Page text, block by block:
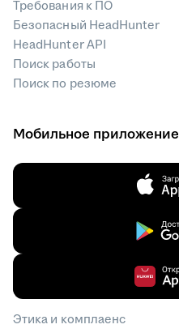
Требования к ПО
Безопасный HeadHunter
HeadHunter API
Поиск работы
Поиск по резюме
Мобильное приложение
Этика и комплаенс